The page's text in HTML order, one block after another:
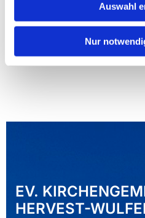
Auswahl
Nur
EV.
HERVEST-